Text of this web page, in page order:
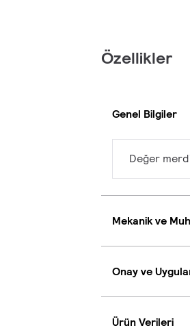
Özellikler
Genel Bilgiler
Değer
Mekanik ve
Onay ve
Ürün Verileri